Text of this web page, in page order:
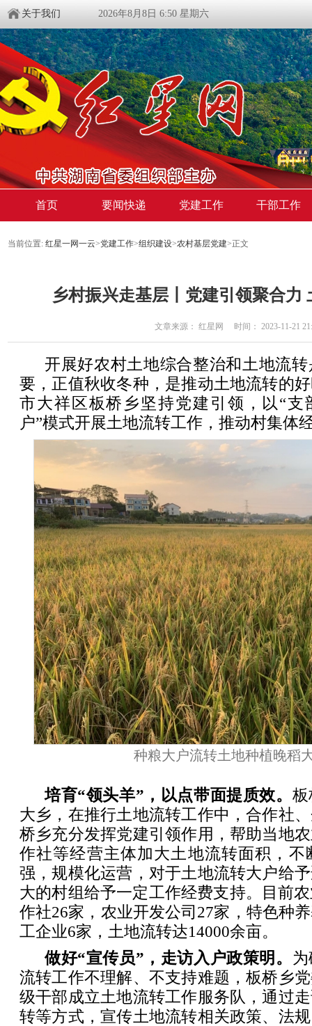
关于我们 2026年8月8日 6:50 星期六
首页 要闻快递 党建工作 干部工作
当前位置: 红星一网一云>党建工作>组织建设>农村基层党建>正文
乡村振兴走基层丨党建引领聚合力
文章来源： 红星网 时间： 2023-11-21
开展好农村土地综合整治和土地流
要，正值秋收冬种，是推动土地流转的
市大祥区板桥乡坚持党建引领，以“支
户”模式开展土地流转工作，推动村集体
种粮大户流转土地种植晚稻
培育“领头羊”，以点带面提质效。
大乡，在推行土地流转工作中，合作社
桥乡充分发挥党建引领作用，帮助当地
作社等经营主体加大土地流转面积，不
强，规模化运营，对于土地流转大户给
大的村组给予一定工作经费支持。目前
作社26家，农业开发公司27家，特色种
工企业6家，土地流转达14000余亩。
做好“宣传员”，走访入户政策明。
流转工作不理解、不支持难题，板桥乡
级干部成立土地流转工作服务队，通过
转等方式，宣传土地流转相关政策、法